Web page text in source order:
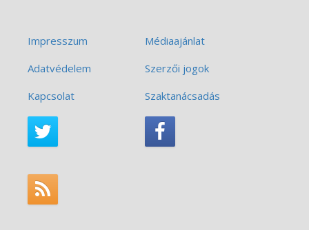
Impresszum
Médiaajánlat
Adatvédelem
Szerzői jogok
Kapcsolat
Szaktanácsadás